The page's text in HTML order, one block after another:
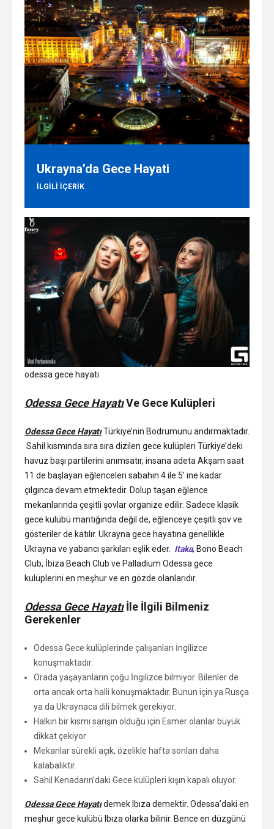
ILGILI IÇERIK
Ukrayna’da Gece Hayati
odessa gece hayatı
Odessa Gece HayatıVe Gece Kulüpleri
Odessa Gece HayatıTürkiye’nin Bodrumunu andırmaktadır.
Sahil kısmında sıra sıra dizilen gece kulüpleri Türkiye’deki
havuz başı partilerini anımsatır, insana adeta Akşam saat
11 de başlayan eğlenceleri sabahın 4 ile 5’ ine kadar
çılgınca devam etmektedir. Dolup taşan eğlence
mekanlarında çeşitli şovlar organize edilir. Sadece klasik
gece kulübü mantığında değil de, eğlenceye çeşitli şov ve
gösteriler de katılır. Ukrayna gece hayatına genellikle
Ukrayna ve yabancı şarkıları eşlik eder. Itaka, Bono Beach
Club, İbiza Beach Club ve Palladium Odessa gece
kulüplerini en meşhur ve en gözde olanlarıdır.
Odessa Gece Hayatıİle İlgili Bilmeniz
Gerekenler
Odessa Gece kulüplerinde çalışanları İngilizce
konuşmaktadır.
Orada yaşayanların çoğu İngilizce bilmiyor. Bilenler de
orta ancak orta halli konuşmaktadır. Bunun için ya Rusça
ya da Ukraynaca dili bilmek gerekiyor.
Halkın bir kısmı sarışın olduğu için Esmer olanlar büyük
dikkat çekiyor
Mekanlar sürekli açık, özelikle hafta sonları daha
kalabalıktır.
Sahil Kenadarın’daki Gece kulüpleri kışın kapalı oluyor.
Odessa Gece Hayatıdemek Ibıza demektir. Odessa’daki en
meşhur gece kulübü Ibıza olarka bilinir. Bence en düzgünü